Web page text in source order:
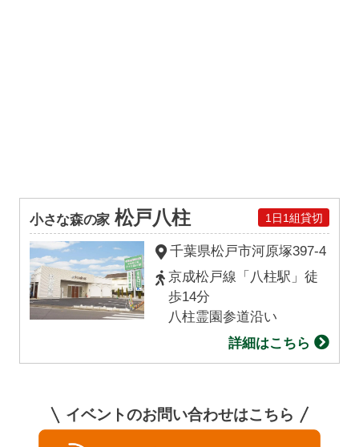
小さな森の家 松戸八柱 1日1組貸切
千葉県松戸市河原塚397-4
京成松戸線「八柱駅」徒
歩14分
八柱霊園参道沿い
詳細はこちら
イベントのお問い合わせはこちら